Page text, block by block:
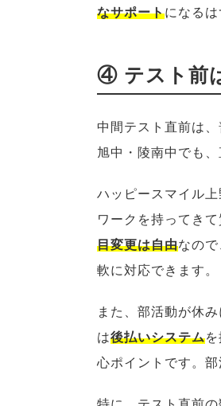
なサポートになるは
④ テスト前
中間テスト直前は
旭中・陵南中でも
ハッピースマイル
ワークを持ってき
目変更は自由なの
軟に対応できます。
また、部活動が休み
は後払いシステム
心ポイントです。